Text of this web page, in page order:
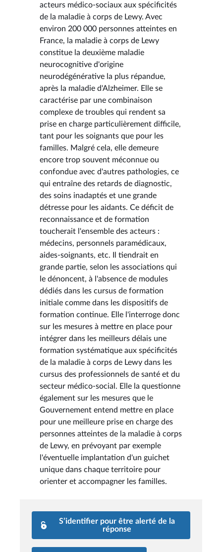
acteurs médico-sociaux aux spécificités
de la maladie à corps de Lewy. Avec
environ 200 000 personnes atteintes en
France, la maladie à corps de Lewy
constitue la deuxième maladie
neurocognitive d'origine
neurodégénérative la plus répandue,
après la maladie d'Alzheimer. Elle se
caractérise par une combinaison
complexe de troubles qui rendent sa
prise en charge particulièrement difficile,
tant pour les soignants que pour les
familles. Malgré cela, elle demeure
encore trop souvent méconnue ou
confondue avec d'autres pathologies, ce
qui entraîne des retards de diagnostic,
des soins inadaptés et une grande
détresse pour les aidants. Ce déficit de
reconnaissance et de formation
toucherait l'ensemble des acteurs :
médecins, personnels paramédicaux,
aides-soignants, etc. Il tiendrait en
grande partie, selon les associations qui
le dénoncent, à l'absence de modules
dédiés dans les cursus de formation
initiale comme dans les dispositifs de
formation continue. Elle l'interroge donc
sur les mesures à mettre en place pour
intégrer dans les meilleurs délais une
formation systématique aux spécificités
de la maladie à corps de Lewy dans les
cursus des professionnels de santé et du
secteur médico-social. Elle la questionne
également sur les mesures que le
Gouvernement entend mettre en place
pour une meilleure prise en charge des
personnes atteintes de la maladie à corps
de Lewy, en prévoyant par exemple
l'éventuelle implantation d'un guichet
unique dans chaque territoire pour
orienter et accompagner les familles.
S’identifier pour être alerté de la
réponse